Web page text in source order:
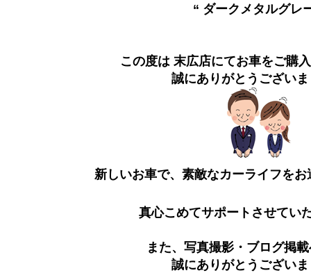
“ ダークメタルグレ
この度は 末広店にてお車をご購
誠にありがとうござい
新しいお車で、素敵なカーライフをお
真心こめてサポートさせてい
また、写真撮影・ブログ掲
誠にありがとうござい